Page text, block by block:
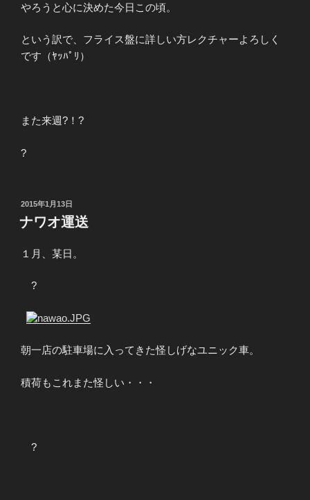
やろうと心に決めた今日この頃。
という訳で、フライス盤に詳しい方レクチャーよろしく
です（ﾔｯﾊﾟﾘ）
また来週?！?
?
投
稿
日:
2015年1月13日
ナワオ運送
１月、某日。
?
朝一店の駐車場に入ってきた怪しげなユニック車。
積荷もこれまた怪しい・・・
?